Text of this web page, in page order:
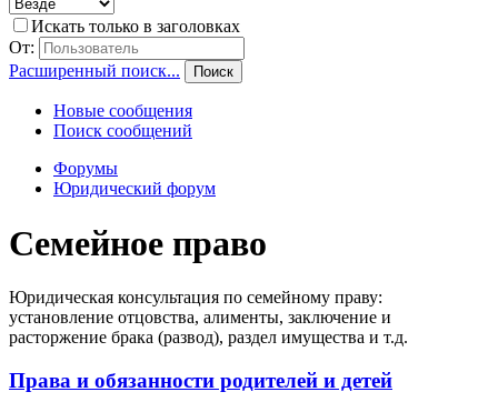
Искать только в заголовках
От:
Расширенный поиск...
Поиск
Новые сообщения
Поиск сообщений
Форумы
Юридический форум
Семейное право
Юридическая консультация по семейному праву:
установление отцовства, алименты, заключение и
расторжение брака (развод), раздел имущества и т.д.
Права и обязанности родителей и детей